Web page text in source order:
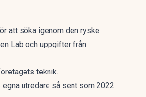
att söka igenom den ryske
Lab och uppgifter från
teknik.
utredare så sent som 2022